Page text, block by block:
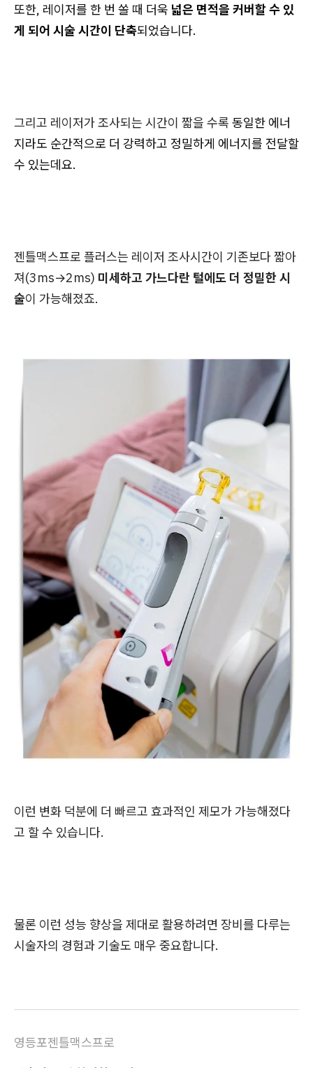
또한, 레이저를 한 번 쏠 때 더욱 넓은 면적을 커버할 수 있
게 되어 시술 시간이 단축되었습니다.
그리고 레이저가 조사되는 시간이 짧을 수록 동일한 에너
지라도 순간적으로 더 강력하고 정밀하게 에너지를 전달할
수 있는데요.
젠틀맥스프로 플러스는 레이저 조사시간이 기존보다 짧아
져(3ms→2ms) 미세하고 가느다란 털에도 더 정밀한 시
술이 가능해졌죠.
이런 변화 덕분에 더 빠르고 효과적인 제모가 가능해졌다
고 할 수 있습니다.
물론 이런 성능 향상을 제대로 활용하려면 장비를 다루는
시술자의 경험과 기술도 매우 중요합니다.
영등포젠틀맥스프로